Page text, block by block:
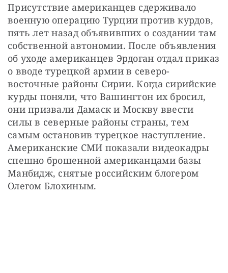
Присутствие американцев сдерживало
военную операцию Турции против курдов,
пять лет назад объявивших о создании там
собственной автономии. После объявления
об уходе американцев Эрдоган отдал приказ
о вводе турецкой армии в северо-
восточные районы Сирии. Когда сирийские
курды поняли, что Вашингтон их бросил,
они призвали Дамаск и Москву ввести
силы в северные районы страны, тем
самым остановив турецкое наступление.
Американские СМИ показали видеокадры
спешно брошенной американцами базы
Манбидж, снятые российским блогером
Олегом Блохиным.